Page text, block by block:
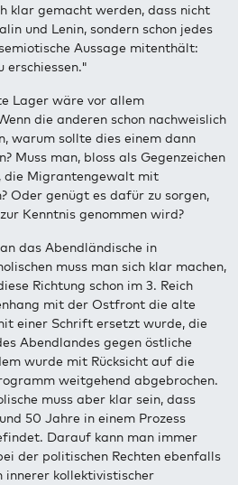
klar gemacht werden, dass nicht
und Lenin, sondern schon jedes
Aussage mitenthält:
erschiessen."
Lager wäre vor allem
die anderen schon nachweislich
warum sollte dies einem dann
Muss man, bloss als Gegenzeichen
Migrantengewalt mit
Oder genügt es dafür zu sorgen,
Kenntnis genommen wird?
das Abendländische in
muss man sich klar machen,
Richtung schon im 3. Reich
mit der Ostfront die alte
einer Schrift ersetzt wurde, die
Abendlandes gegen östliche
wurde mit Rücksicht auf die
weitgehend abgebrochen.
muss aber klar sein, dass
50 Jahre in einem Prozess
Darauf kann man immer
der politischen Rechten ebenfalls
innerer kollektivistischer